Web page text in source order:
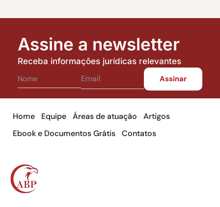
Assine a newsletter
Receba informações jurídicas relevantes
Home Equipe Áreas de atuação
Artigos
Ebook e Documentos Grátis
Contatos